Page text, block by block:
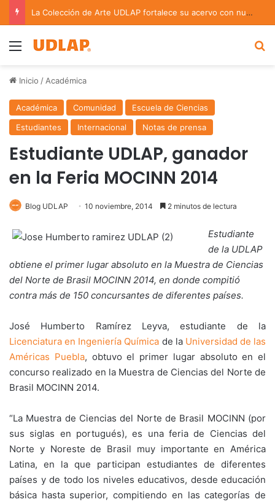
La Colección de Arte UDLAP fortalece su acervo con nuevas obras de artistas emergentes y consolidados
Menu
Inicio / Académica
Académica Comunidad
Escuela de Ciencias
Estudiantes
Internacional Notas de prensa
Estudiante UDLAP, ganador
en la Feria MOCINN 2014
Blog UDLAP 10 noviembre, 2014 2 minutos de lectura
Estudiante
de la UDLAP
obtiene el primer lugar absoluto en la Muestra de Ciencias
del Norte de Brasil MOCINN 2014, en donde compitió
contra más de 150 concursantes de diferentes países.
José Humberto Ramírez Leyva, estudiante de la
Licenciatura en Ingeniería Química de la Universidad de las
Américas Puebla, obtuvo el primer lugar absoluto en el
concurso realizado en la Muestra de Ciencias del Norte de
Brasil MOCINN 2014.
“La Muestra de Ciencias del Norte de Brasil MOCINN (por
sus siglas en portugués), es una feria de Ciencias del
Norte y Noreste de Brasil muy importante en América
Latina, en la que participan estudiantes de diferentes
países y de todo los niveles educativos, desde educación
básica hasta superior, compitiendo en las categorías de